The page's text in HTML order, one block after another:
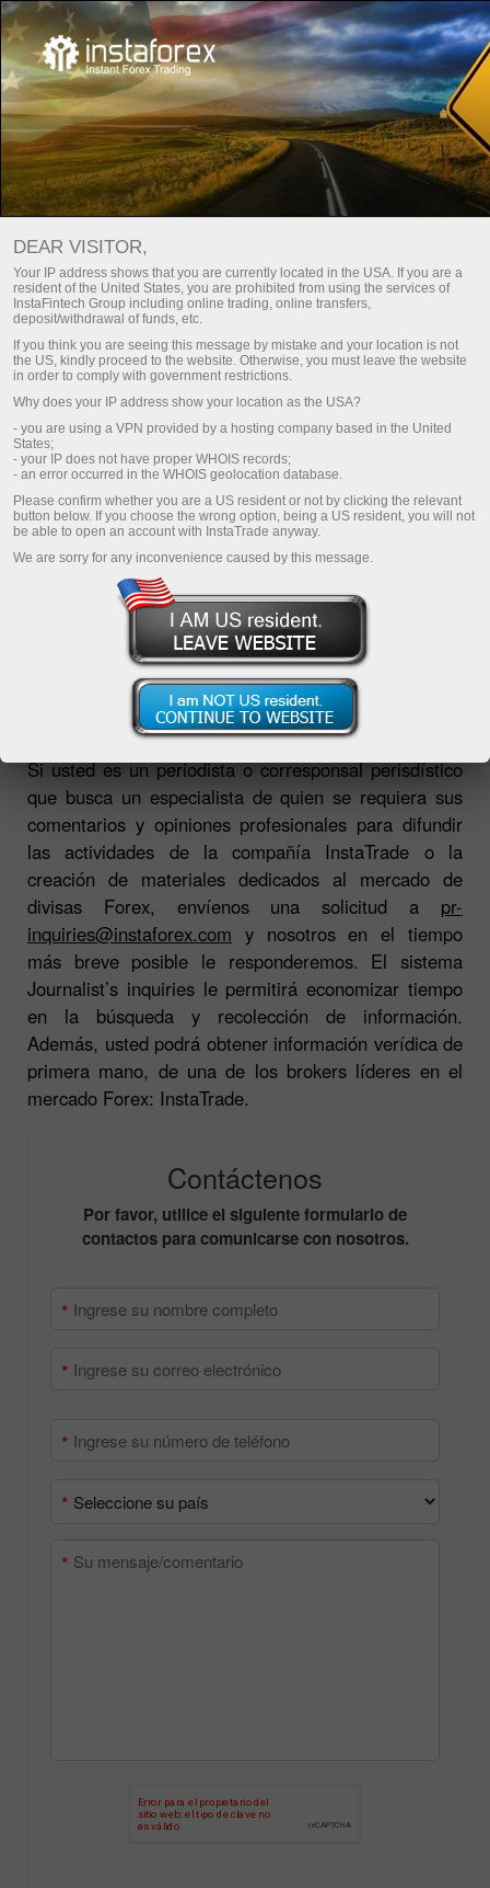
Principal Soporte Para la prensa
Preguntas del periodista
Estamos dispuestos a responderle a todas las preguntas
relacionadas al trabajo del grupo de compañías InstaFintech:
comentarios, noticias, entrevistas, fotografías, anuncios,
hechos. Este servicio es disponible solo para periodistas y
representantes de los medios de comunicación.
Con todo gusto le brindaremos toda la información necesaria
en la forma más rápida posible.
Contáctenos
Si usted es un periodista o corresponsal perisdístico
que busca un especialista de quien se requiera sus
comentarios y opiniones profesionales para difundir
las actividades de la compañía InstaTrade o la
creación de materiales dedicados al mercado de
divisas Forex, envíenos una solicitud a pr-
inquiries@instaforex.com y nosotros en el tiempo
más breve posible le responderemos. El sistema
Journalist’s inquiries le permitirá economizar tiempo
en la búsqueda y recolección de información.
Además, usted podrá obtener información verídica de
primera mano, de una de los brokers líderes en el
mercado Forex: InstaTrade.
Contáctenos
Por favor, utilice el siguiente formulario de
contactos para comunicarse con nosotros.
DEAR VISITOR,
Your IP address shows that you are currently located in the USA. If you are a
resident of the United States, you are prohibited from using the services of
InstaFintech Group including online trading, online transfers,
deposit/withdrawal of funds, etc.
If you think you are seeing this message by mistake and your location is not
the US, kindly proceed to the website. Otherwise, you must leave the website
in order to comply with government restrictions.
Why does your IP address show your location as the USA?
- you are using a VPN provided by a hosting company based in the United
States;
- your IP does not have proper WHOIS records;
- an error occurred in the WHOIS geolocation database.
Please confirm whether you are a US resident or not by clicking the relevant
button below. If you choose the wrong option, being a US resident, you will not
be able to open an account with InstaTrade anyway.
We are sorry for any inconvenience caused by this message.